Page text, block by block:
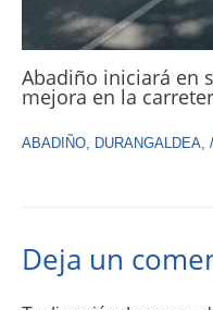
Abadiño iniciará en
mejora en la
ABADIÑO DURANGALDEA /
Deja un